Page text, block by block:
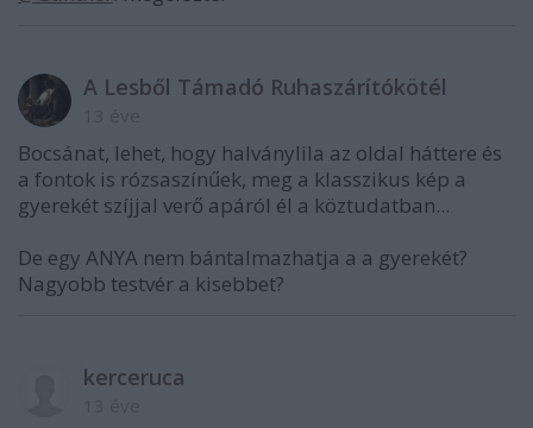
A Lesből Támadó Ruhaszárítókötél
Bocsánat, lehet, hogy halványlila az oldal háttere és
a fontok is rózsaszínűek, meg a klasszikus kép a
gyerekét szíjjal verő apáról él a köztudatban...
De egy ANYA nem bántalmazhatja a a gyerekét?
Nagyobb testvér a kisebbet?
kerceruca